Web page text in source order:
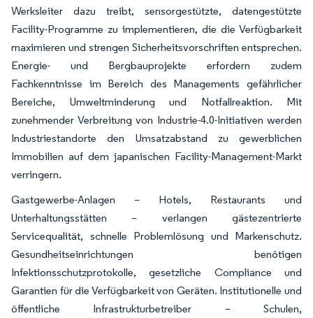
Werksleiter dazu treibt, sensorgestützte, datengestützte
Facility-Programme zu implementieren, die die Verfügbarkeit
maximieren und strengen Sicherheitsvorschriften entsprechen.
Energie- und Bergbauprojekte erfordern zudem
Fachkenntnisse im Bereich des Managements gefährlicher
Bereiche, Umweltminderung und Notfallreaktion. Mit
zunehmender Verbreitung von Industrie-4.0-Initiativen werden
Industriestandorte den Umsatzabstand zu gewerblichen
Immobilien auf dem japanischen Facility-Management-Markt
verringern.
Gastgewerbe-Anlagen – Hotels, Restaurants und
Unterhaltungsstätten – verlangen gästezentrierte
Servicequalität, schnelle Problemlösung und Markenschutz.
Gesundheitseinrichtungen benötigen
Infektionsschutzprotokolle, gesetzliche Compliance und
Garantien für die Verfügbarkeit von Geräten. Institutionelle und
öffentliche Infrastrukturbetreiber – Schulen,